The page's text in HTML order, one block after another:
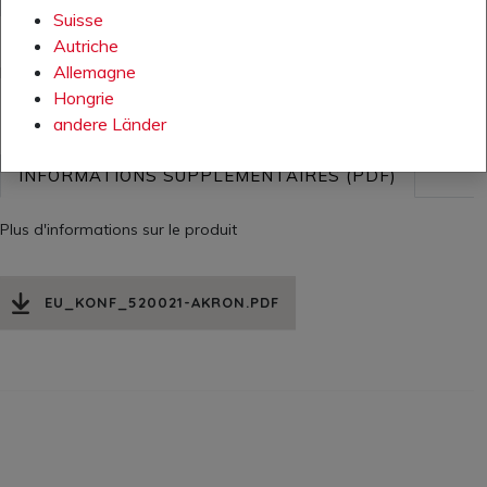
AJOUTER À LA LISTE DE SOUHAITS
Disponibilité: en production
INFORMATIONS SUPPLÉMENTAIRES (PDF)
Plus d'informations sur le produit
EU_KONF_520021-AKRON.PDF
Suisse
Autriche
Allemagne
Hongrie
andere Länder